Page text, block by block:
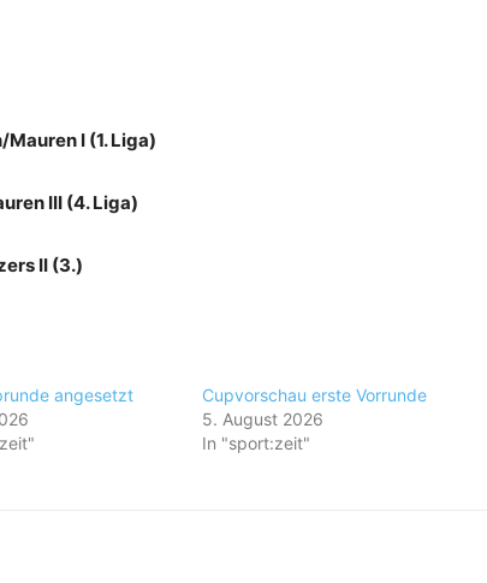
Mauren I (1. Liga)
III (4. Liga)
II (3.)
angesetzt
Cupvorschau erste Vorrunde
5. August 2026
In "sport:zeit"